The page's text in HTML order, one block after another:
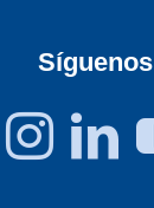
Síguenos